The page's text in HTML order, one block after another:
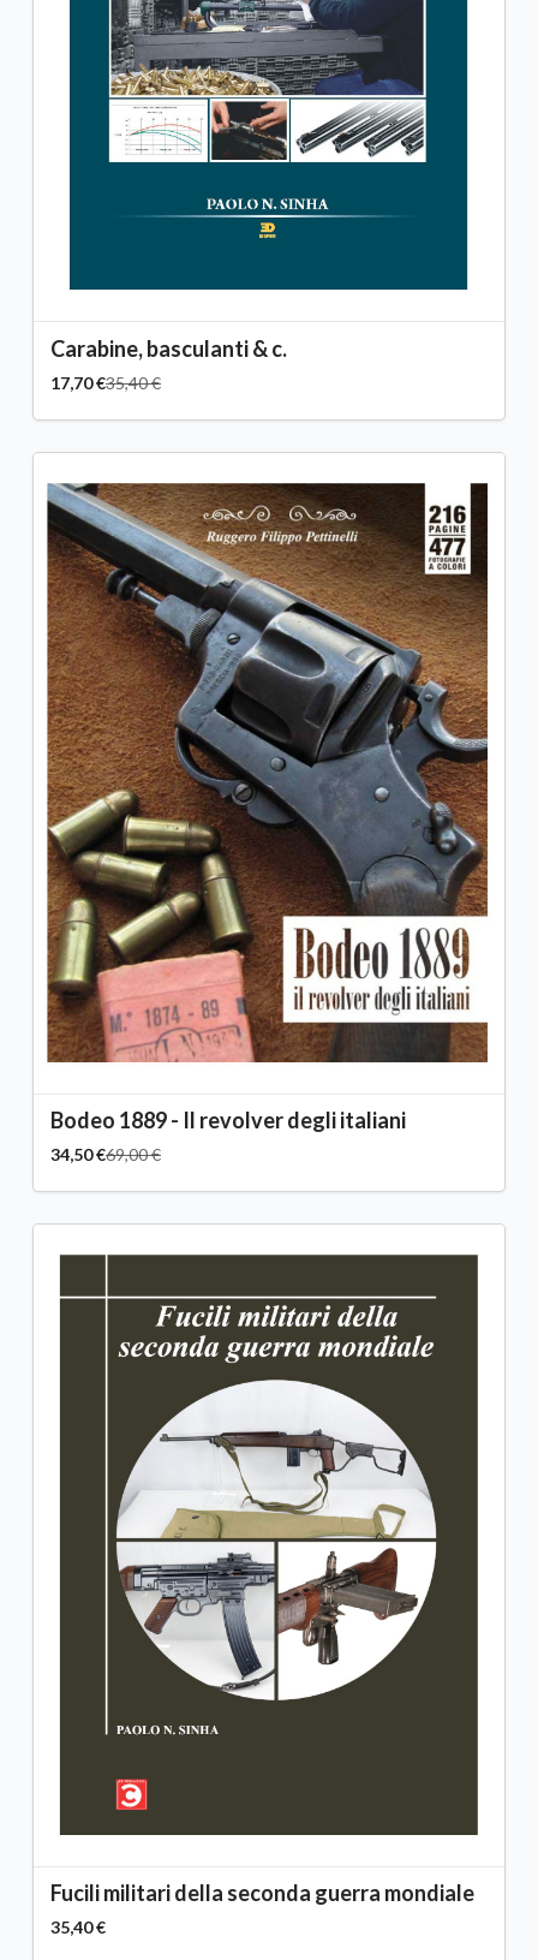
Carabine, basculanti & c.
17,70 €35,40 €
Bodeo 1889 - Il revolver degli italiani
34,50 €69,00 €
Fucili militari della seconda guerra mondiale
35,40 €